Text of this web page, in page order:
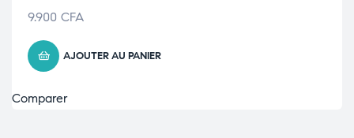
9.900 CFA
AJOUTER AU PANIER
Comparer